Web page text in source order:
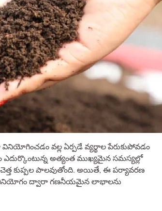
వల్ల ఏర్పడే వ్యర్థాల పేరుకుపోవడం
అత్యంత ముఖ్యమైన సమస్యల్లో
కుప్పల పాలవుతోంది. అయితే, ఈ పర్యావరణ
వినియోగం ద్వారా గణనీయమైన లాభాలను